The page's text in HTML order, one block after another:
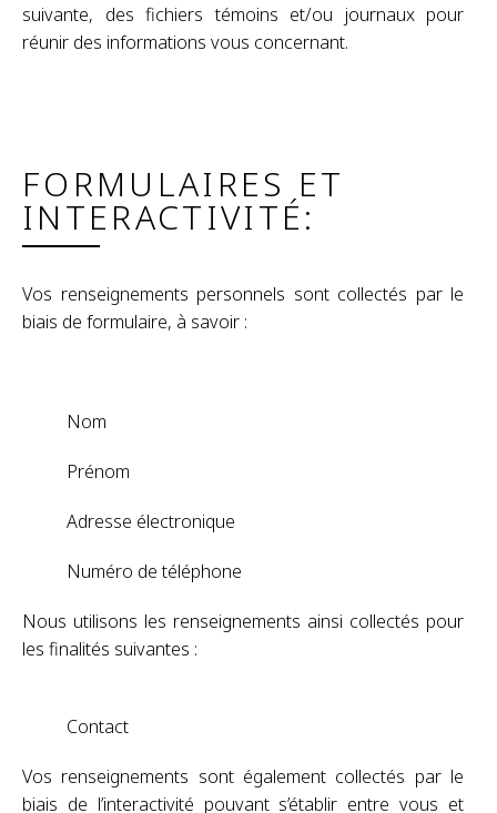
suivante, des fichiers témoins et/ou journaux pour
réunir des informations vous concernant.
FORMULAIRES ET
INTERACTIVITÉ:
Vos renseignements personnels sont collectés par le
biais de formulaire, à savoir :
Nom
Prénom
Adresse électronique
Numéro de téléphone
Nous utilisons les renseignements ainsi collectés pour
les finalités suivantes :
Contact
Vos renseignements sont également collectés par le
biais de l’interactivité pouvant s’établir entre vous et